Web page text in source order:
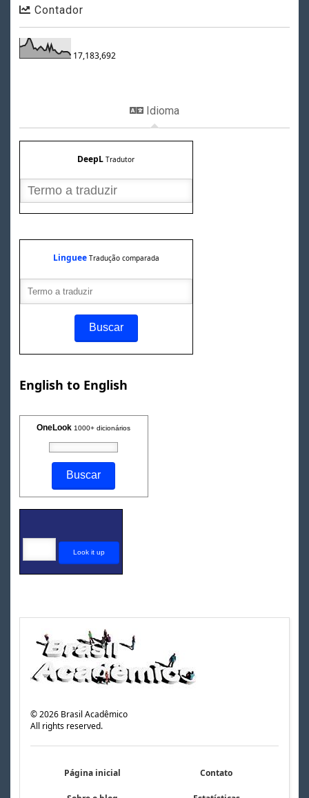
Contador
17,183,692
Idioma
DeepL Tradutor
Linguee Tradução comparada
English to English
OneLook 1000+ dicionários
©2026 Brasil Acadêmico
All rights reserved.
Página inicial Contato